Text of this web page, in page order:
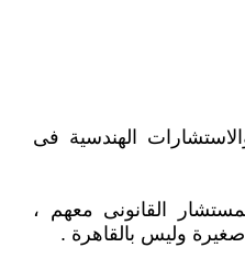
الهندسية فى
القانونى معهم ،
وليس بالقاهرة .